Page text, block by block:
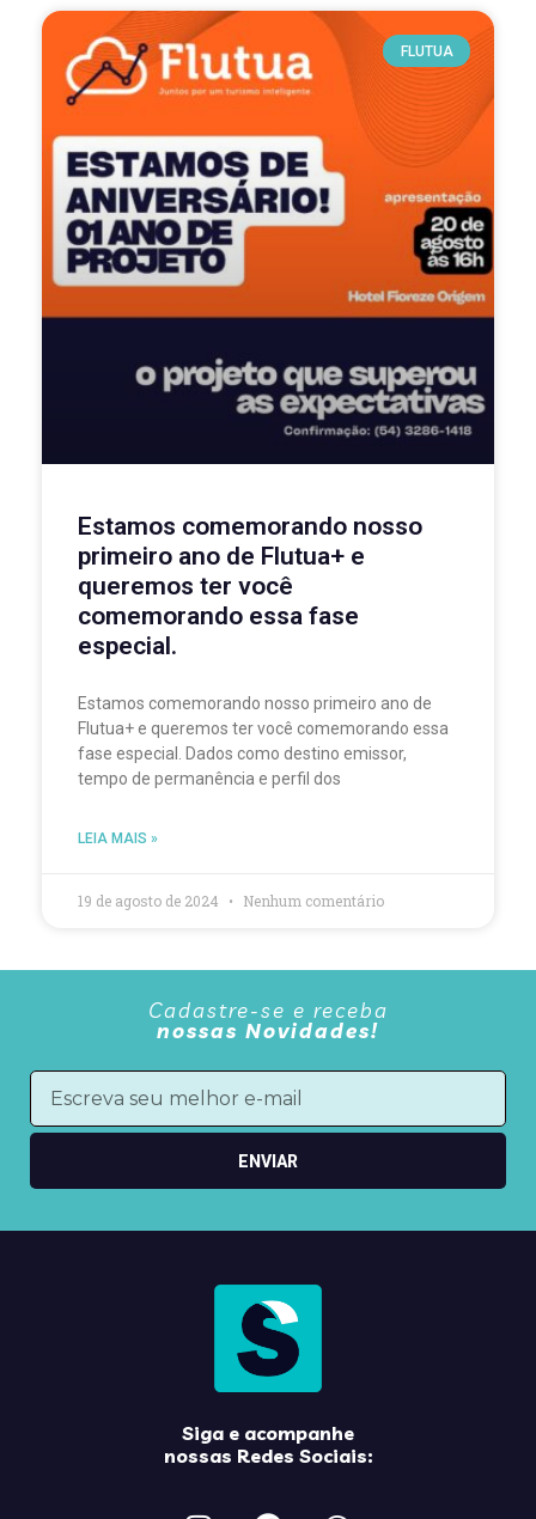
FLUTUA
Estamos comemorando nosso
primeiro ano de Flutua+ e
queremos ter você
comemorando essa fase
especial.
Estamos comemorando nosso primeiro ano de
Flutua+ e queremos ter você comemorando essa
fase especial. Dados como destino emissor,
tempo de permanência e perfil dos
LEIA MAIS »
19 de agosto de 2024 Nenhum comentário
Cadastre-se e receba
nossas Novidades!
ENVIAR
Siga e acompanhe
nossas Redes Sociais: